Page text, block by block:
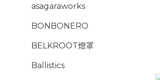
asagaraworks
BONBONERO
BELKROOT燈罩
Ballistics